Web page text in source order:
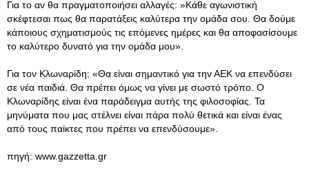
Για το αν θα πραγματοποιήσει αλλαγές: »Κάθε αγωνιστική
σκέφτεσαι πως θα παρατάξεις καλύτερα την ομάδα σου. Θα δούμε
κάποιους σχηματισμούς τις επόμενες ημέρες και θα αποφασίσουμε
το καλύτερο δυνατό για την ομάδα μου».
Για τον Κλωναρίδη: «Θα είναι σημαντικό για την ΑΕΚ να επενδύσει
σε νέα παιδιά. Θα πρέπει όμως να γίνει με σωστό τρόπο. Ο
Κλωναρίδης είναι ένα παράδειγμα αυτής της φιλοσοφίας. Τα
μηνύματα που μας στέλνει είναι πάρα πολύ θετικά και είναι ένας
από τους παίκτες που πρέπει να επενδύσουμε».
πηγή: www.gazzetta.gr